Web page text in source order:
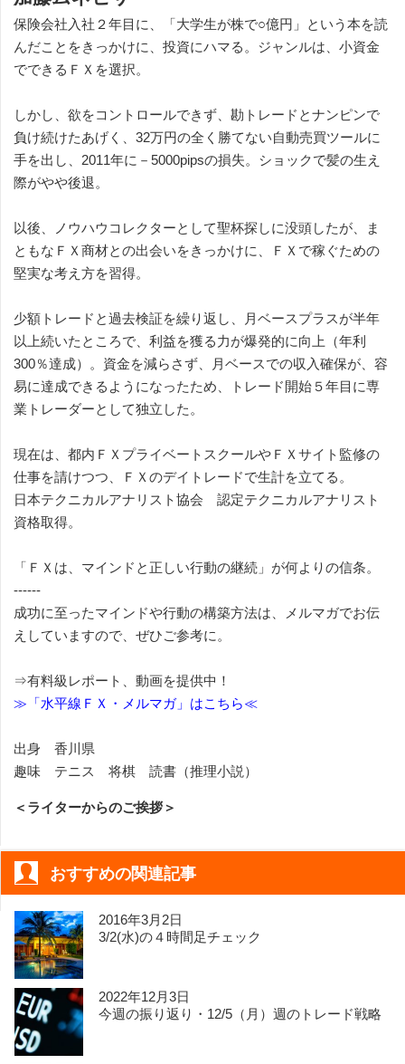
保険会社入社２年目に、「大学生が株で○億円」という本を読
んだことをきっかけに、投資にハマる。ジャンルは、小資金
でできるＦＸを選択。
しかし、欲をコントロールできず、勘トレードとナンピンで
負け続けたあげく、32万円の全く勝てない自動売買ツールに
手を出し、2011年に－5000pipsの損失。ショックで髪の生え
際がやや後退。
以後、ノウハウコレクターとして聖杯探しに没頭したが、ま
ともなＦＸ商材との出会いをきっかけに、ＦＸで稼ぐための
堅実な考え方を習得。
少額トレードと過去検証を繰り返し、月ベースプラスが半年
以上続いたところで、利益を獲る力が爆発的に向上（年利
300％達成）。資金を減らさず、月ベースでの収入確保が、容
易に達成できるようになったため、トレード開始５年目に専
業トレーダーとして独立した。
現在は、都内ＦＸプライベートスクールやＦＸサイト監修の
仕事を請けつつ、ＦＸのデイトレードで生計を立てる。
日本テクニカルアナリスト協会 認定テクニカルアナリスト
資格取得。
「ＦＸは、マインドと正しい行動の継続」が何よりの信条。
------
成功に至ったマインドや行動の構築方法は、メルマガでお伝
えしていますので、ぜひご参考に。
⇒有料級レポート、動画を提供中！
≫「水平線ＦＸ・メルマガ」はこちら≪
出身 香川県
趣味 テニス 将棋 読書（推理小説）
＜ライターからのご挨拶＞
おすすめの関連記事
2016年3月2日
3/2(水)の４時間足チェック
2022年12月3日
今週の振り返り・12/5（月）週のトレード戦略